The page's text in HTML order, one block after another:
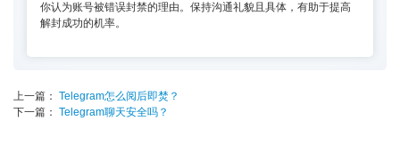
你认为账号被错误封禁的理由。保持沟通礼貌且具体，有助于提高
解封成功的机率。
上一篇： Telegram怎么阅后即焚？
下一篇： Telegram聊天安全吗？